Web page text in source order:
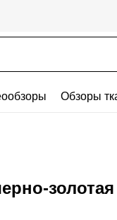
Обзоры
золотая